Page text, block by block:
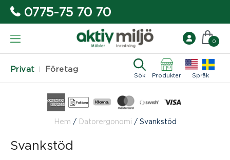
0775-75 70 70
Privat Företag
Sök Produkter Språk
0
Hem / Datorergonomi / Svankstöd
Svankstöd